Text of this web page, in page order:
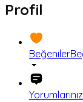
Profil
Beğeniler
Yorumlarınız